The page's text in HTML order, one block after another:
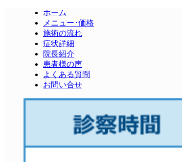
ホーム
メニュー･価格
施術の流れ
症状詳細
院長紹介
患者様の声
よくある質問
お問い合せ